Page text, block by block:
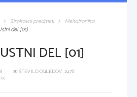
Strokovni predmeti
Mehatronika
del [01]
USTNI DEL [01]
ŠTEVILO OGLEDOV: 2476